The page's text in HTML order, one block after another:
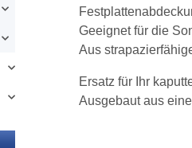
Geeignet für die
Aus
Ersatz für Ihr
Ausgebaut aus